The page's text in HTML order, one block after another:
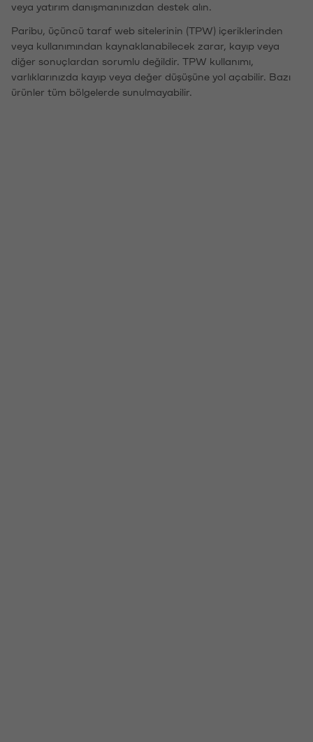
veya yatırım danışmanınızdan destek alın.
Paribu, üçüncü taraf web sitelerinin (TPW) içeriklerinden
veya kullanımından kaynaklanabilecek zarar, kayıp veya
diğer sonuçlardan sorumlu değildir. TPW kullanımı,
varlıklarınızda kayıp veya değer düşüşüne yol açabilir. Bazı
ürünler tüm bölgelerde sunulmayabilir.